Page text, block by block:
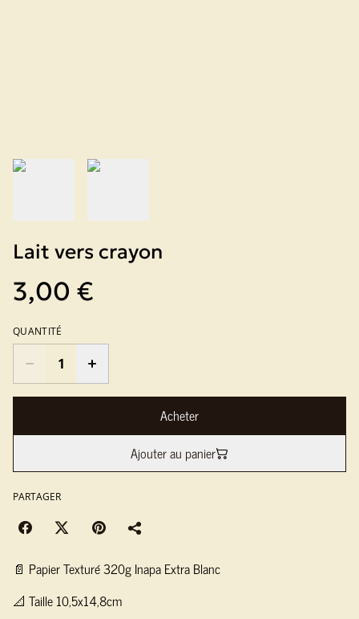
Lait vers crayon
3,00 €
QUANTITÉ
Acheter
Ajouter au panier
PARTAGER
📄 Papier Texturé 320g Inapa Extra Blanc
📐 Taille 10,5x14,8cm